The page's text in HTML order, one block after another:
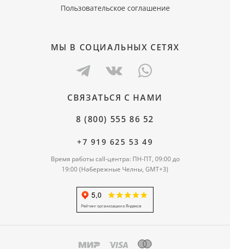
Пользовательское соглашение
МЫ В СОЦИАЛЬНЫХ СЕТЯХ
СВЯЗАТЬСЯ С НАМИ
8 (800) 555 86 52
+7 919 625 53 49
Время работы call-центра: ПН-ПТ, 09:00 до
19:00 (Набережные Челны, GMT+3)